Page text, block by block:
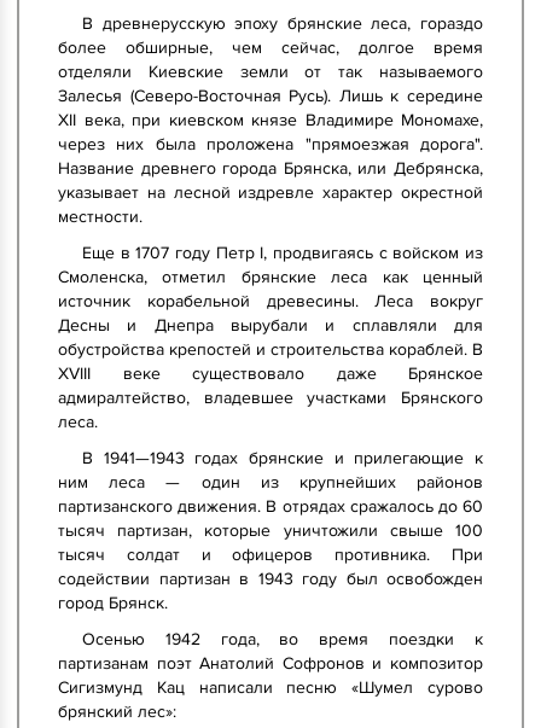
В древнерусскую эпоху брянские леса, гораздо
более обширные, чем сейчас, долгое время
отделяли Киевские земли от так называемого
Залесья (Северо-Восточная Русь). Лишь к середине
XII века, при киевском князе Владимире Мономахе,
через них была проложена "прямоезжая дорога".
Название древнего города Брянска, или Дебрянска,
указывает на лесной издревле характер окрестной
местности.
Еще в 1707 году Петр I, продвигаясь с войском из
Смоленска, отметил брянские леса как ценный
источник корабельной древесины. Леса вокруг
Десны и Днепра вырубали и сплавляли для
обустройства крепостей и строительства кораблей. В
XVIII веке существовало даже Брянское
адмиралтейство, владевшее участками Брянского
леса.
В 1941—1943 годах брянские и прилегающие к
ним леса — один из крупнейших районов
партизанского движения. В отрядах сражалось до 60
тысяч партизан, которые уничтожили свыше 100
тысяч солдат и офицеров противника. При
содействии партизан в 1943 году был освобожден
город Брянск.
Осенью 1942 года, во время поездки к
партизанам поэт Анатолий Софронов и композитор
Сигизмунд Кац написали песню «Шумел сурово
брянский лес»: